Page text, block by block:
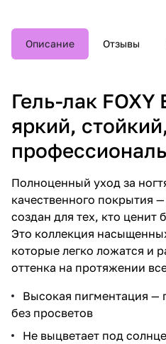
Описание Отзывы
Гель-лак
яркий,
Полноценный уход за
качественного покрытия
создан для тех, кто ценит
Это коллекция
которые легко ложатся и
оттенка на протяжении
Высокая пигментация —
без просветов
Не выцветает под